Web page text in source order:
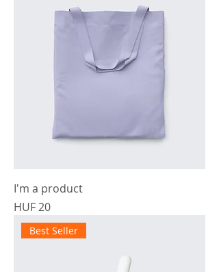
I'm a product
Prijs
HUF 20
Best Seller